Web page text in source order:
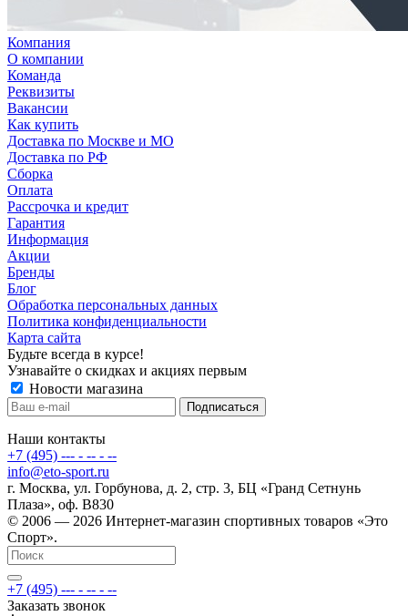
Компания
О компании
Команда
Реквизиты
Вакансии
Как купить
Доставка по Москве и МО
Доставка по РФ
Сборка
Оплата
Рассрочка и кредит
Гарантия
Информация
Акции
Бренды
Блог
Обработка персональных данных
Политика конфиденциальности
Карта сайта
Будьте всегда в курсе!
Узнавайте о скидках и акциях первым
Новости магазина
Наши контакты
+7 (495) --- - -- - --
info@eto-sport.ru
г. Москва, ул. Горбунова, д. 2, стр. 3, БЦ «Гранд Сетнунь
Плаза», оф. В830
© 2006 — 2026 Интернет-магазин спортивных товаров «Это
Спорт».
+7 (495) --- - -- - --
Заказать звонок